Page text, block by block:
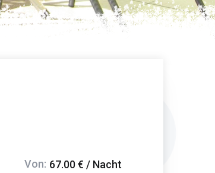
Von: 67.00 € / Nacht